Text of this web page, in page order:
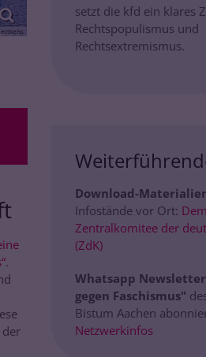
.
der
setzt die kfd ein klares
Rechtspopulismus und
Rechtsextremismus.
Download-
Infostände vor Ort:
Zentralkomitee der
(ZdK)
Whatsapp
gegen Faschismus"
Bistum Aachen
Netzwerkinfos